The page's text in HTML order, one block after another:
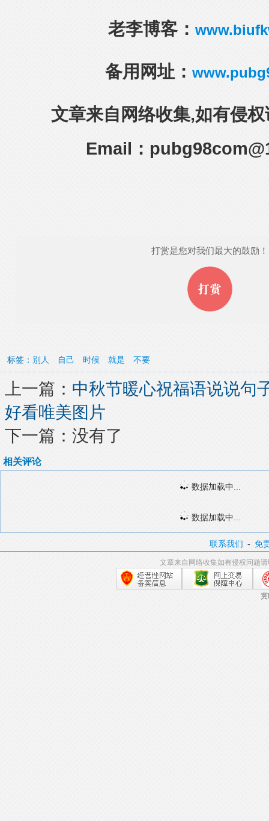
老李博客：
备用网址：
文章来自网络收集,如有侵
Email：
打赏是您对我们最大的鼓励！
标签： 别人 自己 时候 就是 不要
上一篇： 中秋节暖心祝福语说说句
好看唯美图片
下一篇：没有了
相关评论
数据加载中...
数据加载中...
联系我们 -免
文章来自网络收集如有侵权问题